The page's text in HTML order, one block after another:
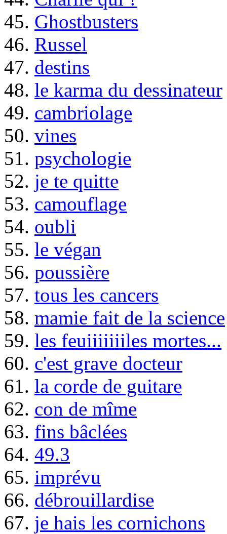
45. Ghostbusters
46. Russel
47. destins
48. le karma du dessinateur
49. cambriolage
50. vines
51. psychologie
52. je te quitte
53. camouflage
54. oubli
55. le végan
56. poussière
57. tous les cancers
58. mamie fait de la science
59. les feuiiiiiiiles mortes...
60. c'est grave docteur
61. la corde de guitare
62. con de mîme
63. fins bâclées
64. 49.3
65. imprévu
66. débrouillardise
67. je hais les cornichons